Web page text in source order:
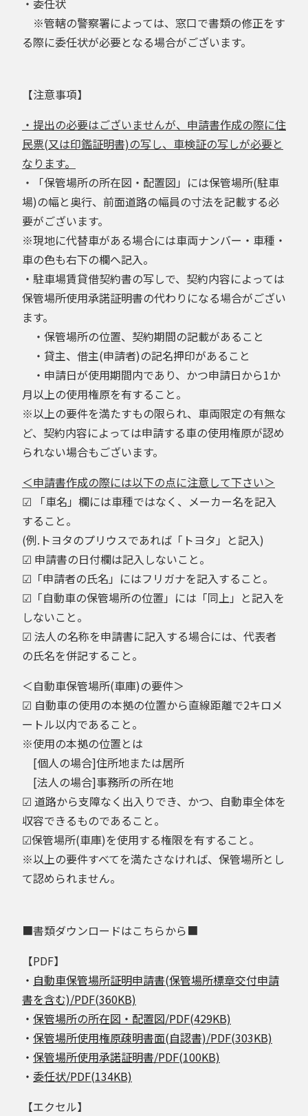
※管轄の警察署によっては、窓口で書類の修正をす
る際に委任状が必要となる場合がございます。
【注意事項】
・提出の必要はございませんが、申請書作成の際に住
民票(又は印鑑証明書)の写し、車検証の写しが必要と
なります。
・「保管場所の所在図・配置図」には保管場所(駐車
場)の幅と奥行、前面道路の幅員の寸法を記載する必
要がございます。
※現地に代替車がある場合には車両ナンバー・車種・
車の色も右下の欄へ記入。
・駐車場賃貸借契約書の写しで、契約内容によっては
保管場所使用承諾証明書の代わりになる場合がござい
ます。
・保管場所の位置、契約期間の記載があること
・貸主、借主(申請者)の記名押印があること
・申請日が使用期間内であり、かつ申請日から1か
月以上の使用権原を有すること。
※以上の要件を満たすもの限られ、車両限定の有無な
ど、契約内容によっては申請する車の使用権原が認め
られない場合もございます。
＜申請書作成の際には以下の点に注意して下さい＞
☑ 「車名」欄には車種ではなく、メーカー名を記入
すること。
(例.トヨタのプリウスであれば「トヨタ」と記入)
☑ 申請書の日付欄は記入しないこと。
☑「申請者の氏名」にはフリガナを記入すること。
☑「自動車の保管場所の位置」には「同上」と記入を
しないこと。
☑ 法人の名称を申請書に記入する場合には、代表者
の氏名を併記すること。
＜自動車保管場所(車庫)の要件＞
☑ 自動車の使用の本拠の位置から直線距離で2キロメ
ートル以内であること。
※使用の本拠の位置とは
[個人の場合]住所地または居所
[法人の場合]事務所の所在地
☑ 道路から支障なく出入りでき、かつ、自動車全体を
収容できるものであること。
☑保管場所(車庫)を使用する権限を有すること。
※以上の要件すべてを満たさなければ、保管場所とし
て認められません。
■書類ダウンロードはこちらから■
【PDF】
・ 自動車保管場所証明申請書(保管場所標章交付申請
書を含む)/PDF(360KB)
・ 保管場所の所在図・配置図/PDF(429KB)
・ 保管場所使用権原疎明書面(自認書)/PDF(303KB)
・ 保管場所使用承諾証明書/PDF(100KB)
・ 委任状/PDF(134KB)
【エクセル】